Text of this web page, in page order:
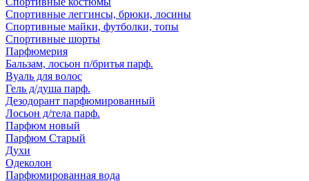
Спортивные леггинсы, брюки, лосины
Спортивные майки, футболки, топы
Спортивные шорты
Парфюмерия
Бальзам, лосьон п/бритья парф.
Вуаль для волос
Гель д/душа парф.
Дезодорант парфюмированный
Лосьон д/тела парф.
Парфюм новый
Парфюм Старый
Духи
Одеколон
Парфюмированная вода